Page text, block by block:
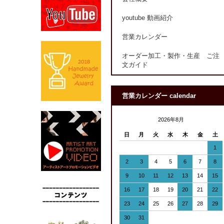
youtube 動画紹介
営業カレンダー
オーダー加工・製作・生産 ご注
文ガイド
営業カレンダー calendar
2026年8月
日 月 火 水 木 金 土
1
2 3 4 5 6 7 8
9 10 11 12 13 14 15
16 17 18 19 20 21 22
23 24 25 26 27 28 29
30 31